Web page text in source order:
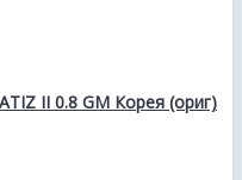
II 0.8 GM Корея (ориг)